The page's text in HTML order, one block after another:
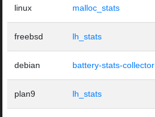
linux malloc_stats
freebsd lh_stats
debian battery-stats-collector
plan9 lh_stats